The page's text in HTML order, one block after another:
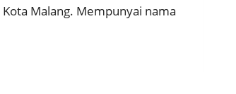
Malang. Mempunyai nama